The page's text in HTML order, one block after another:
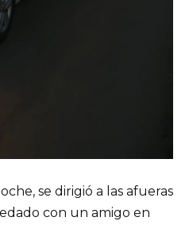
se dirigió a las afueras
con un amigo en